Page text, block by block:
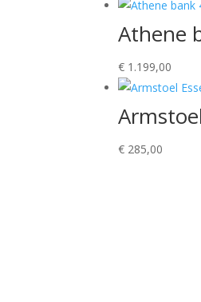
Athene
€ 1.199,00
€ 285,00